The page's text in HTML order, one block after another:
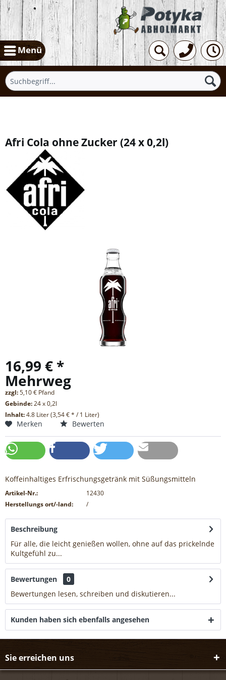
Menü
Afri Cola ohne Zucker (24 x 0,2l)
16,99 € *
Mehrweg
zzgl:5,10 € Pfand
Gebinde:24 x 0,2l
Inhalt:4.8 Liter (3,54 € * / 1 Liter)
Merken Bewerten
Koffeinhaltiges Erfrischungsgetränk mit Süßungsmitteln
Artikel-Nr.:
12430
Herstellungs ort/-land:
/
Beschreibung
Für alle, die leicht genießen wollen, ohne auf das prickelnde
Kultgefühl zu...
Bewertungen
0
Bewertungen lesen, schreiben und diskutieren...
Kunden haben sich ebenfalls angesehen
Sie erreichen uns